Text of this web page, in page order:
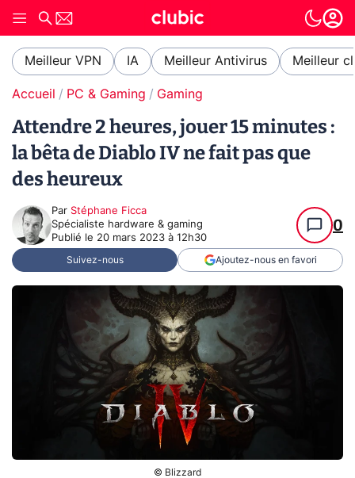
Meilleur VPN IA Meilleur Antivirus Meilleur
Accueil PC & Gaming Gaming
Attendre 2 heures, jouer 15 minutes :
la bêta de Diablo IV ne fait pas que
des heureux
Par Stéphane Ficca
Spécialiste hardware & gaming
Publié le 20 mars 2023 à 12h30
0
Suivez-nous Ajoutez-nous en favori
© Blizzard